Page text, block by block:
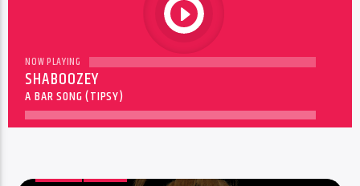
play
NOW PLAYING
SHABOOZEY
A BAR SONG (TIPSY)